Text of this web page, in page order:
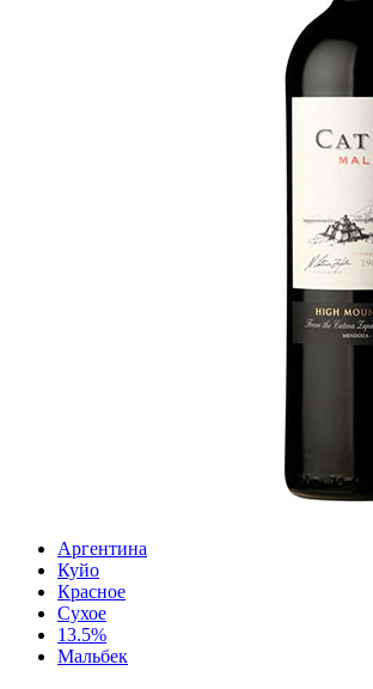
Аргентина
Куйо
Красное
Сухое
13.5%
Мальбек